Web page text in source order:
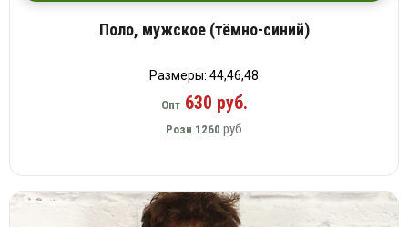
Поло, мужское (тёмно-синий)
Размеры: 44,46,48
Опт630 руб.
Розн 1260 руб